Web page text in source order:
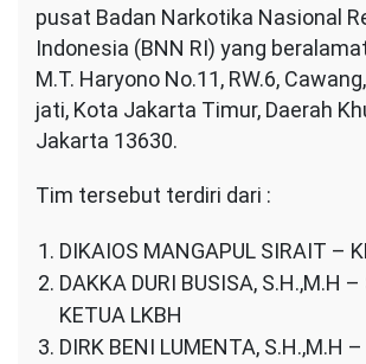
pusat Badan Narkotika Nasional
Indonesia (BNN RI) yang
M.T. Haryono No.11, RW.6,
jati, Kota Jakarta Timur, Daerah
Jakarta 13630.
Tim tersebut terdiri dari :
DIKAIOS MANGAPUL SIRAIT –
DAKKA DURI BUSISA, S.H.,M.H
KETUA LKBH
DIRK BENI LUMENTA, S.H.,M.H